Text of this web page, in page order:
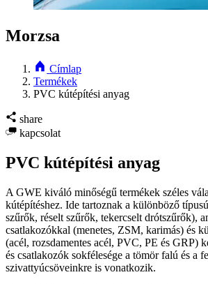
Morzsa
Címlap
Termékek
PVC kútépítési anyag
share
kapcsolat
PVC kútépítési anyag
A GWE kiváló minőségű termékek széles
kútépítéshez. Ide tartoznak a különböző
szűrők, réselt szűrők, tekercselt drótszűrők),
csatlakozókkal (menetes, ZSM, karimás) és
(acél, rozsdamentes acél, PVC, PE és GRP)
és csatlakozók sokfélesége a tömör falú és a
szivattyúcsöveinkre is vonatkozik.